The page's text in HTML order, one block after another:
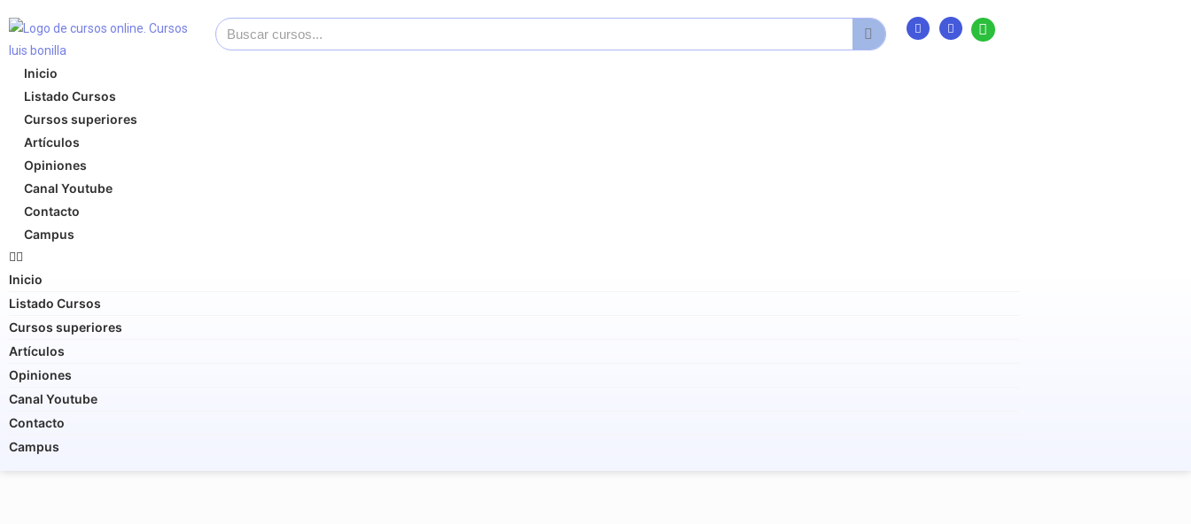
Inicio
Listado Cursos
Cursos superiores
Artículos
Opiniones
Canal Youtube
Contacto
Campus
Inicio
Listado Cursos
Cursos superiores
Artículos
Opiniones
Canal Youtube
Contacto
Campus